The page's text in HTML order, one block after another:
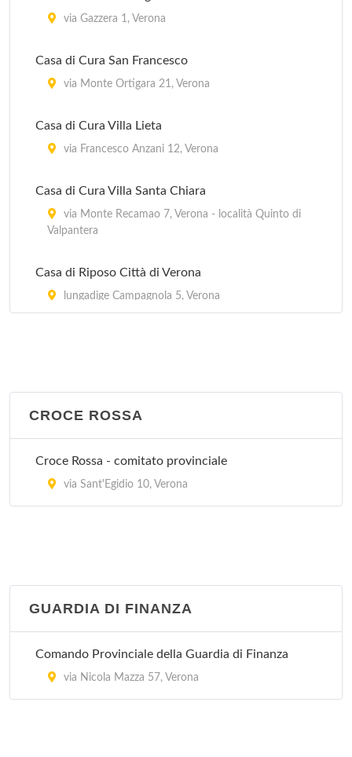
via Gazzera 1, Verona
Casa di Cura San Francesco
via Monte Ortigara 21, Verona
Casa di Cura Villa Lieta
via Francesco Anzani 12, Verona
Casa di Cura Villa Santa Chiara
via Monte Recamao 7, Verona - località Quinto di
Valpantera
Casa di Riposo Città di Verona
lungadige Campagnola 5, Verona
CROCE ROSSA
Croce Rossa - comitato provinciale
via Sant'Egidio 10, Verona
GUARDIA DI FINANZA
Comando Provinciale della Guardia di Finanza
via Nicola Mazza 57, Verona